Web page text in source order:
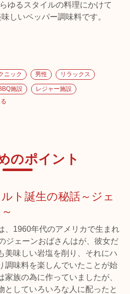
ゆるスタイルの料理にかけて
しいペッパー調味料です。
ニック 男性 リラックス
施設 レジャー施設
のポイント
ト誕生の秘話～ジェ
、1960年代のアメリカで生まれ
ジェーンおばさんはが、彼女だ
美味しい岩塩を削り、それにハ
調味料を楽しんでいたことが始
家族の為に作っていましたが、
としていろいろな人に配ったと